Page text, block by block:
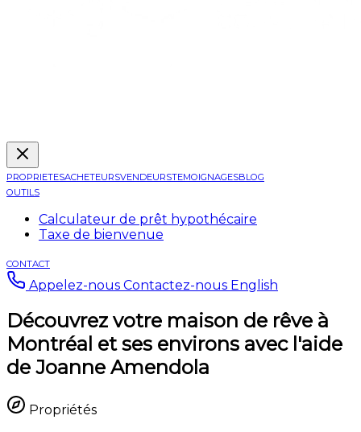
PROPRIETESACHETEURSVENDEURSTEMOIGNAGESBLOG
OUTILS
Calculateur de prêt hypothécaire
Taxe de bienvenue
CONTACT
Appelez-nous Contactez-nous English
Découvrez votre maison de rêve à
Montréal et ses environs avec l'aide
de Joanne Amendola
Propriétés